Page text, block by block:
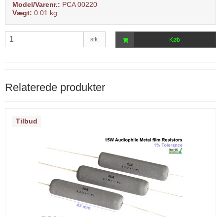
Model/Varenr.: PCA 00220
Vægt: 0.01 kg.
stk. Køb
Relaterede produkter
Tilbud